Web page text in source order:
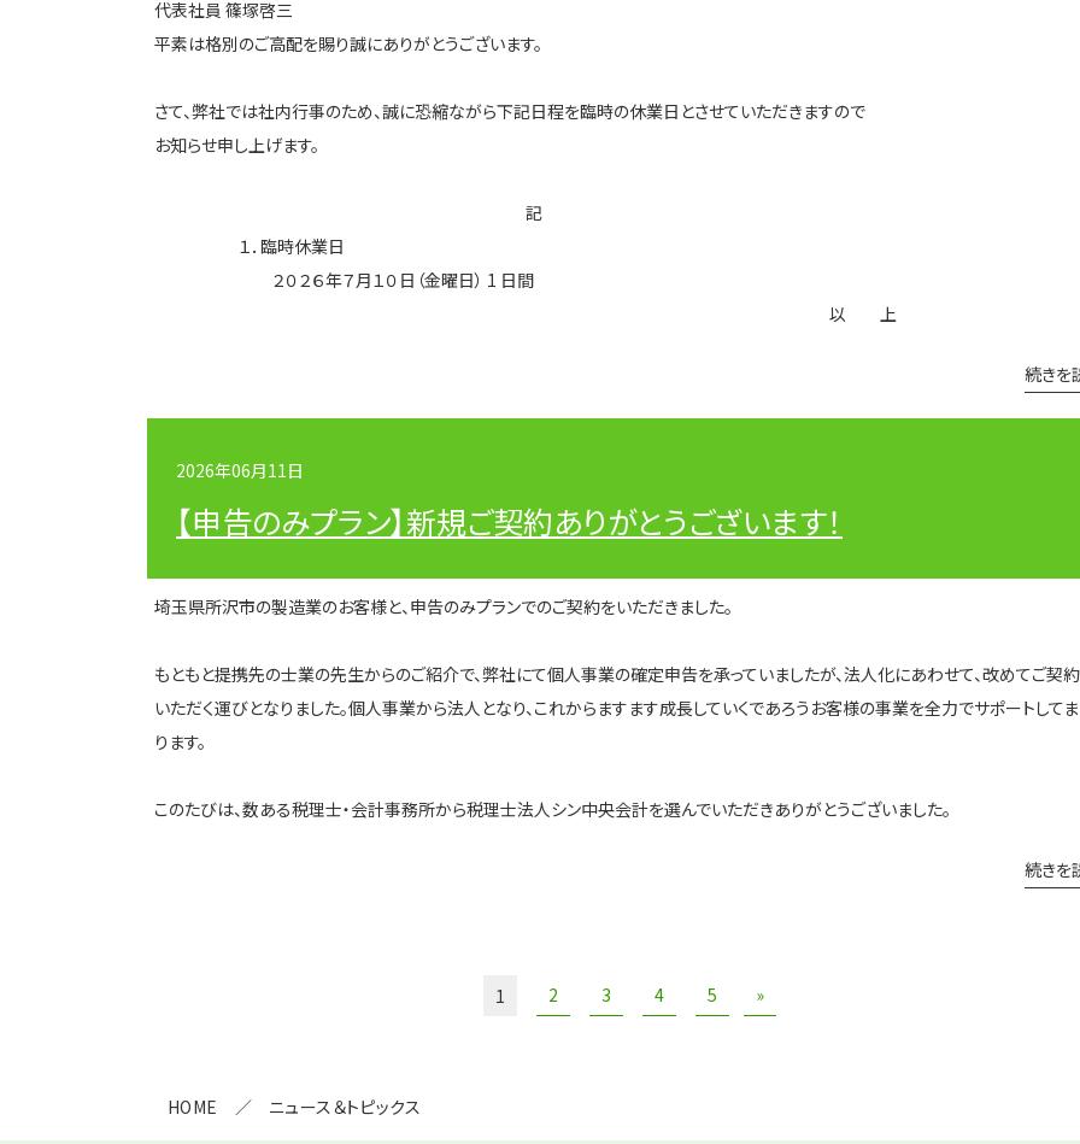
代表社員 篠塚啓三
平素は格別のご高配を賜り誠にありがとうございます。
さて、弊社では社内行事のため、誠に恐縮ながら下記日程を臨時の休業日とさせていただきますので
お知らせ申し上げます。
記
１．臨時休業日
２０２６年７月１０日（金曜日） 1 日間
以 上
続きを
2026年06月11日
【申告のみプラン】新規ご契約ありがとうございます！
埼玉県所沢市の製造業のお客様と、申告のみプランでのご契約をいただきました。
もともと提携先の士業の先生からのご紹介で、弊社にて個人事業の確定申告を承っていましたが、法人化にあわせて、改めてご契
いただく運びとなりました。個人事業から法人となり、これからますます成長していくであろうお客様の事業を全力でサポートして
ります。
このたびは、数ある税理士・会計事務所から税理士法人シン中央会計を選んでいただきありがとうございました。
続きを
1 2 3 4 5 »
HOME ニュース＆トピックス